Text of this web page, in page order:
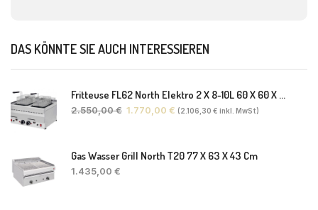
DAS KÖNNTE SIE AUCH INTERESSIEREN
Fritteuse FL62 North Elektro 2 X 8-10L 60 X 60 X 30(38) Cm
2.550,00€ 1.770,00 € (2.106,30 € inkl. MwSt)
Gas Wasser Grill North T20 77 X 63 X 43 Cm
1.435,00 €